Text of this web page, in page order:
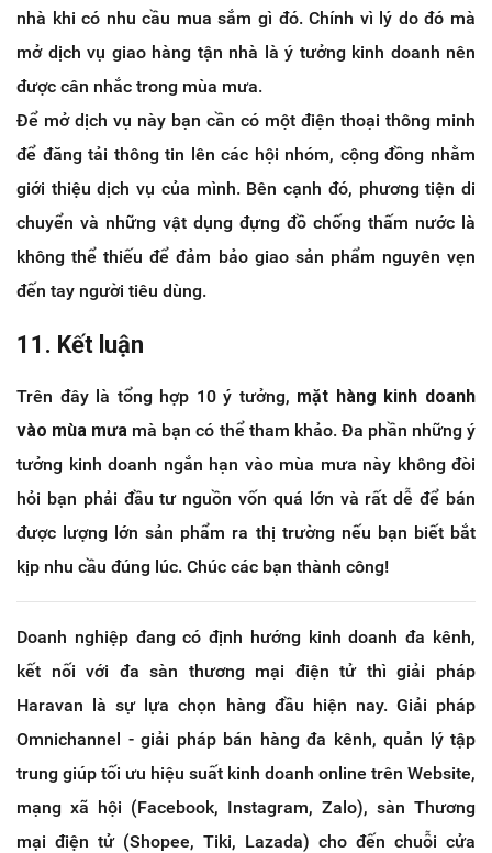
nhà khi có nhu cầu mua sắm gì đó. Chính vì lý do đó mà
mở dịch vụ giao hàng tận nhà là ý tưởng kinh doanh nên
được cân nhắc trong mùa mưa.
Để mở dịch vụ này bạn cần có một điện thoại thông minh
để đăng tải thông tin lên các hội nhóm, cộng đồng nhằm
giới thiệu dịch vụ của mình. Bên cạnh đó, phương tiện di
chuyển và những vật dụng đựng đồ chống thấm nước là
không thể thiếu để đảm bảo giao sản phẩm nguyên vẹn
đến tay người tiêu dùng.
11. Kết luận
Trên đây là tổng hợp 10 ý tưởng, mặt hàng kinh doanh
vào mùa mưa mà bạn có thể tham khảo. Đa phần những ý
tưởng kinh doanh ngắn hạn vào mùa mưa này không đòi
hỏi bạn phải đầu tư nguồn vốn quá lớn và rất dễ để bán
được lượng lớn sản phẩm ra thị trường nếu bạn biết bắt
kịp nhu cầu đúng lúc. Chúc các bạn thành công!
Doanh nghiệp đang có định hướng kinh doanh đa kênh,
kết nối với đa sàn thương mại điện tử thì giải pháp
Haravan là sự lựa chọn hàng đầu hiện nay. Giải pháp
Omnichannel - giải pháp bán hàng đa kênh, quản lý tập
trung giúp tối ưu hiệu suất kinh doanh online trên Website,
mạng xã hội (Facebook, Instagram, Zalo), sàn Thương
mại điện tử (Shopee, Tiki, Lazada) cho đến chuỗi cửa